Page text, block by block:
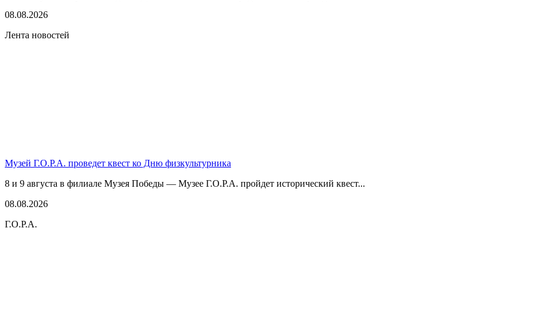
08.08.2026
Лента новостей
Музей Г.О.Р.А. проведет квест ко Дню физкультурника
8 и 9 августа в филиале Музея Победы — Музее Г.О.Р.А. пройдет исторический квест...
08.08.2026
Г.О.Р.А.